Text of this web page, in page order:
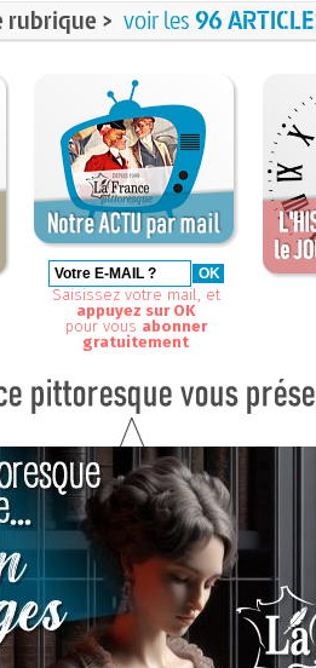
rubrique > voir les96
Saisissez votre mail, et
appuyez sur OK
pour vous abonner
gratuitement